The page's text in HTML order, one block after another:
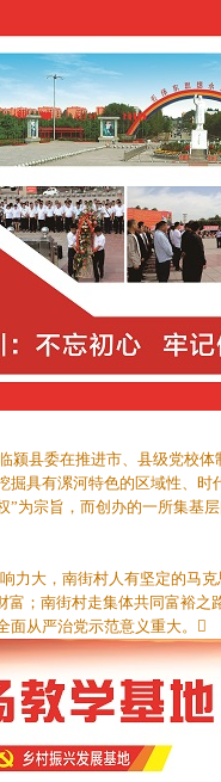
县委在推进市、县级党校体
具有漯河特色的区域性、时
为宗旨，而创办的一所集基
大，南街村人有坚定的马
；南街村走集体共同富裕之
面从严治党示范意义重大。